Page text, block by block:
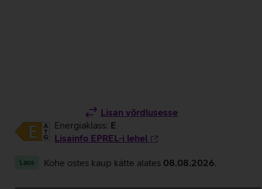
Lisan võrdlusesse
Energiaklass: E
Lisainfo EPREL-i lehel
Laos Kohe ostes kaup kätte alates 08.08.2026